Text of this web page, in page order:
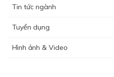
Tin tức ngành
Tuyển dụng
Hình ảnh & Video